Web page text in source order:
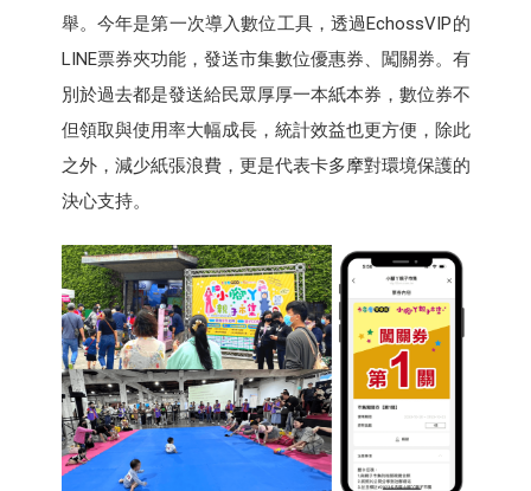
舉。今年是第一次導入數位工具，透過EchossVIP的
LINE票券夾功能，發送市集數位優惠券、闖關券。有
別於過去都是發送給民眾厚厚一本紙本券，數位券不
但領取與使用率大幅成長，統計效益也更方便，除此
之外，減少紙張浪費，更是代表卡多摩對環境保護的
決心支持。